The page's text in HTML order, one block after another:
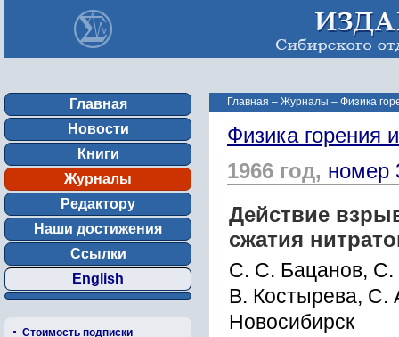
Главная
Новости
Книги
Журналы
Редактору
Наши достижения
Ссылки
English
Стоимость подписки
Главная – Журналы – Физика
Физика горения
1966 год, номер
Действие
сжатия
C. С. Бацанов,
В. Костырева, С.
Новосибирск